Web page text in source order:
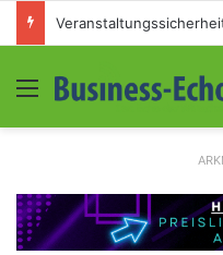
Menü